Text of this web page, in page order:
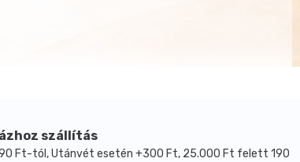
szállítás
Ft-tól, Utánvét esetén +300 Ft, 25.000 Ft felett 190